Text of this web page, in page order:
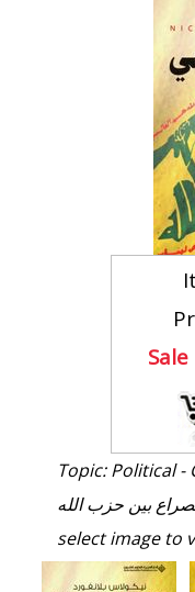
Topic: Political -
select image to